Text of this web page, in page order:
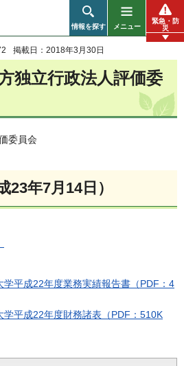
情報を探す メニュー
緊急・防
災
掲載日：2018年3月30日
独立行政法人評価委
委員会
23年7月14日）
学平成22年度業務実績報告書（PDF：4
学平成22年度財務諸表（PDF：510K